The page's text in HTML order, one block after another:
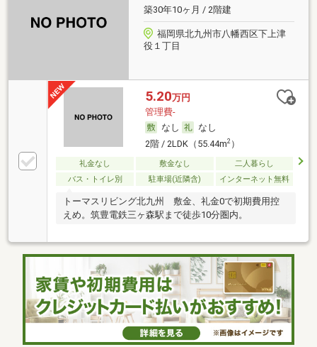
築30年10ヶ月 / 2階建
福岡県北九州市八幡西区下上津
役１丁目
5.20万円
管理費-
なし
なし
2階 / 2LDK（55.44m2）
礼金なし 敷金なし
二人暮らし
バス・トイレ別
駐車場(近隣含) インターネット無料
トーマスリビング北九州 敷金、礼金0で初期費用控
えめ。筑豊電鉄三ヶ森駅まで徒歩10分圏内。